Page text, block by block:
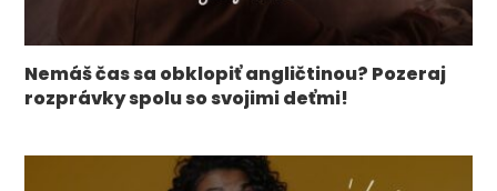
Nemáš čas sa obklopiť angličtinou? Pozeraj
rozprávky spolu so svojimi deťmi!